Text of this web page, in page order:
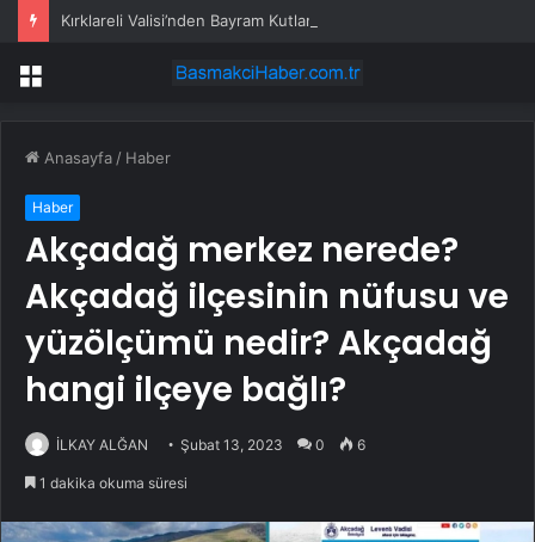
Kırklareli Valisi’nden Bayram Kutlaması
Menü
Anasayfa / Haber
Haber
Akçadağ merkez nerede?
Akçadağ ilçesinin nüfusu ve
yüzölçümü nedir? Akçadağ
hangi ilçeye bağlı?
İLKAY ALĞAN Şubat 13, 2023 0 6
1 dakika okuma süresi